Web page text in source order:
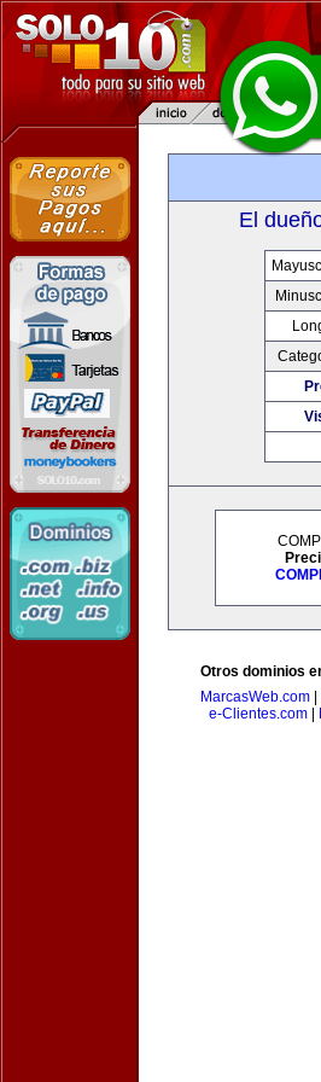
El
Otros dominios
MarcasWeb.com
e-Clientes.com|